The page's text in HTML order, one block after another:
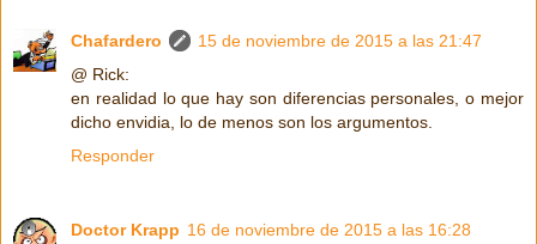
Chafardero
15 de noviembre de 2015 a las 21:47
@ Rick:
en realidad lo que hay son diferencias personales, o mejor
dicho envidia, lo de menos son los argumentos.
Responder
Doctor Krapp 16 de noviembre de 2015 a las 16:28